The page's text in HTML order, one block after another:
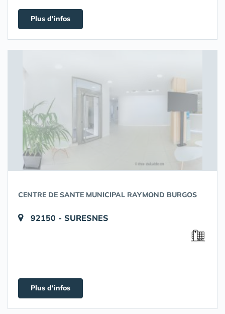
Plus d'infos
CENTRE DE SANTE MUNICIPAL RAYMOND BURGOS
92150 - SURESNES
Plus d'infos